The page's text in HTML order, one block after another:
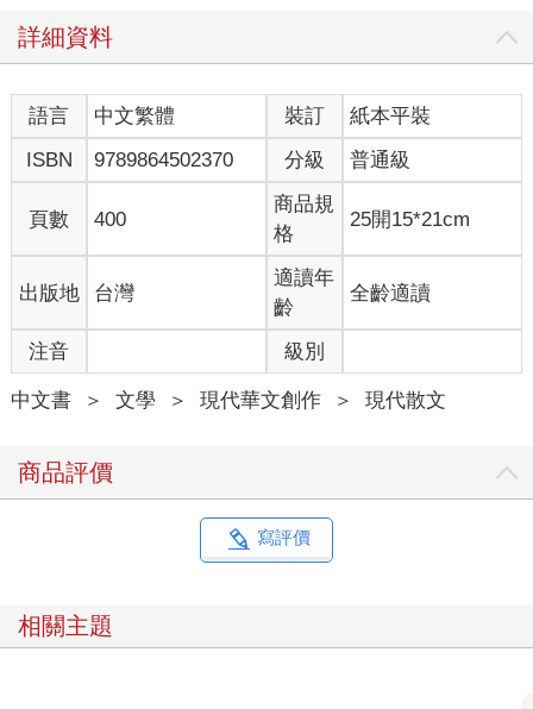
詳細資料
語言 中文繁體 裝訂
紙本平裝
ISBN
9789864502370 分級 普通級
頁數 400
商品規
格
25開15*21cm
出版地 台灣
適讀年
齡
全齡適讀
注音 級別
中文書 ＞ 文學 ＞ 現代華文創作 ＞ 現代散文
商品評價
寫評價
相關主題